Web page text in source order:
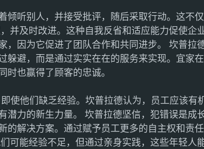
听别人，并接受批评，随后采取行动。这不
并及时改进。这种自我反省和适应能力促使企
因为它促进了团队合作和共同进步。 坎普拉
避，而是通过实实在在的服务来实现。宜家
时也赢得了顾客的忠诚。
使他们缺乏经验。坎普拉德认为，员工应该有
力的新生力量。 坎普拉德坚信，犯错误是成
解决方案。通过赋予员工更多的自主权和责
能经验不足，但通过亲身实践，这些年轻人